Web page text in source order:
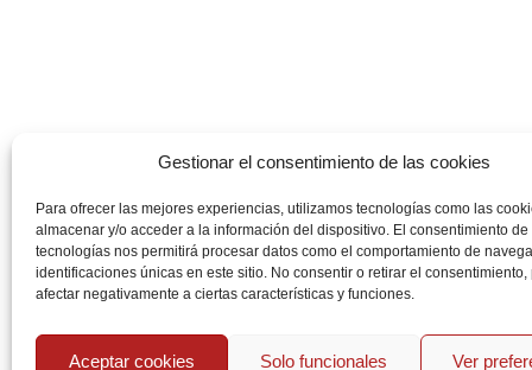
Gestionar el consentimiento de las cookies
Para ofrecer las mejores experiencias, utilizamos tecnologías como las
almacenar y/o acceder a la información del dispositivo. El consentimiento de
tecnologías nos permitirá procesar datos como el comportamiento de
identificaciones únicas en este sitio. No consentir o retirar el consentimiento,
afectar negativamente a ciertas características y funciones.
Aceptar cookies Solo funcionales Ver